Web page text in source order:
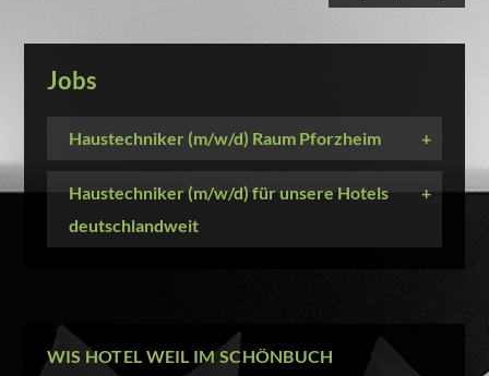
Jobs
Haustechniker (m/w/d) Raum Pforzheim +
Haustechniker (m/w/d) für unsere Hotels
deutschlandweit
+
WIS HOTEL WEIL IM SCHÖNBUCH